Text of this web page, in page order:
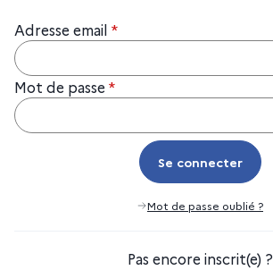
Adresse email *
Mot de passe *
Se connecter
Se connecter
Mot de passe oublié ?
Pas encore inscrit(e) ?